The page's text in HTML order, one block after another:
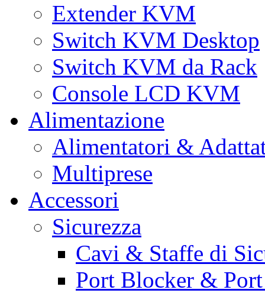
Extender KVM
Switch KVM Desktop
Switch KVM da Rack
Console LCD KVM
Alimentazione
Alimentatori &
Multiprese
Accessori
Sicurezza
Cavi & Staffe di
Port Blocker &